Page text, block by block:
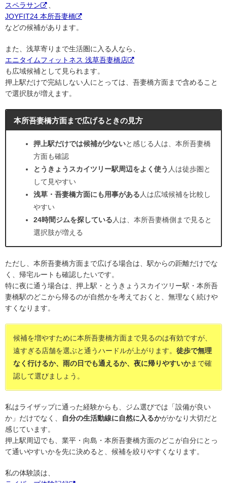
スペラサン
JOYFIT24 本所吾妻橋
などの候補があります。
また、浅草寄りまで生活圏に入る人なら、
エニタイムフィットネス 浅草吾妻橋店
も広域候補として見られます。
押上駅だけで完結しない人にとっては、吾妻橋方面まで含めること
で選択肢が増えます。
本所吾妻橋方面まで広げるときの見方
押上駅だけでは候補が少ないと感じる人は、本所吾妻橋
方面も確認
とうきょうスカイツリー駅周辺をよく使う 人は徒歩圏と
して見やすい
浅草・吾妻橋方面にも用事がある人は広域候補を比較し
やすい
24時間ジムを探している人は、本所吾妻橋側まで見ると
選択肢が増える
ただし、本所吾妻橋方面まで広げる場合は、駅からの距離だけでな
く、帰宅ルートも確認したいです。
特に夜に通う場合は、押上駅・とうきょうスカイツリー駅・本所吾
妻橋駅のどこから帰るのが自然かを考えておくと、無理なく続けや
すくなります。
候補を増やすために本所吾妻橋方面まで見るのは有効ですが、
遠すぎる店舗を選ぶと通うハードルが上がります。 徒歩で無理
なく行けるか、雨の日でも通えるか、夜に帰りやすいかまで確
認して選びましょう。
私はライザップに通った経験からも、ジム選びでは「設備が良い
か」だけでなく、
自分の生活動線に自然に入るかがかなり大切だと
感じています。
押上駅周辺でも、業平・向島・本所吾妻橋方面のどこが自分にとっ
て通いやすいかを先に決めると、候補を絞りやすくなります。
私の体験談は、